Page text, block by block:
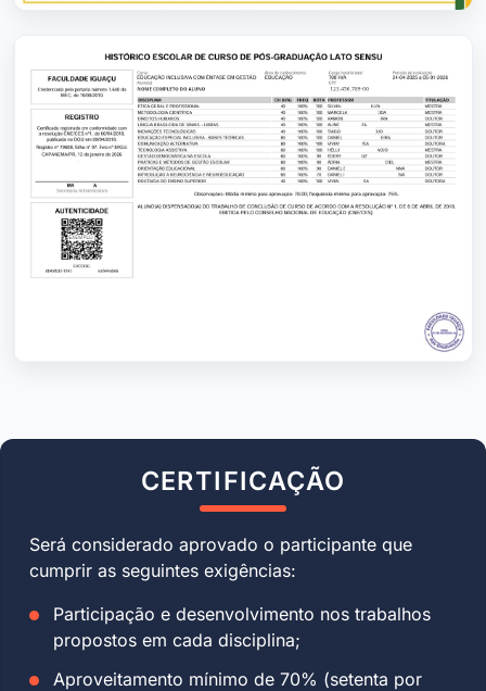
CERTIFICAÇÃO
Será considerado aprovado o participante que
cumprir as seguintes exigências:
Participação e desenvolvimento nos trabalhos
propostos em cada disciplina;
Aproveitamento mínimo de 70% (setenta por